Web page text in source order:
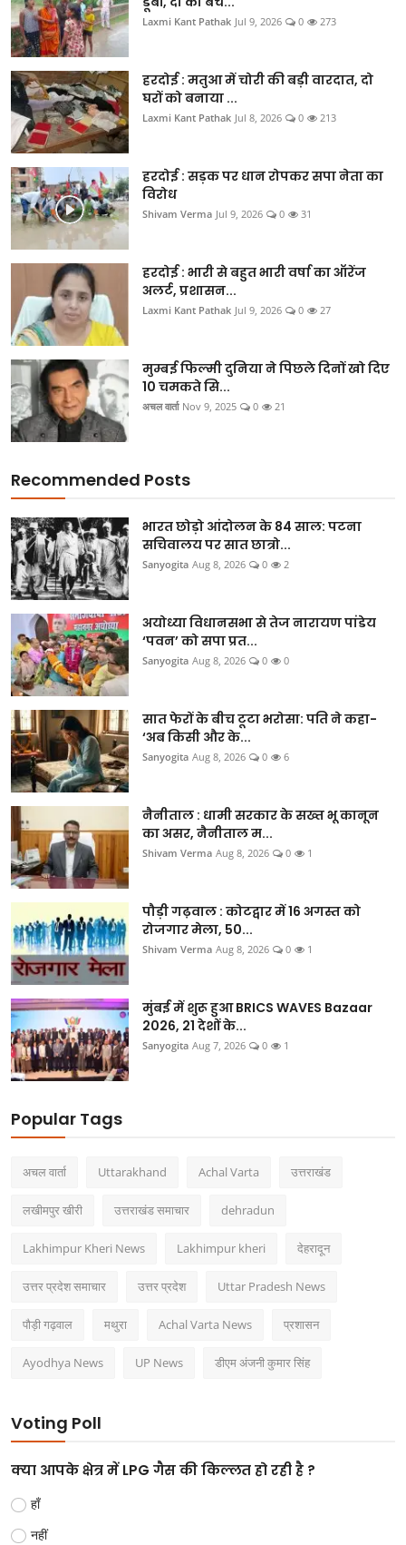
Laxmi Kant Pathak Jul 9, 2026 0 273
हरदोई : मतुआ में चोरी की बड़ी वारदात, दो
घरों को बनाया ...
Laxmi Kant Pathak Jul 8, 2026 0 213
हरदोई : सड़क पर धान रोपकर सपा नेता का
विरोध
Shivam Verma Jul 9, 2026 0 31
हरदोई : भारी से बहुत भारी वर्षा का ऑरेंज
अलर्ट, प्रशासन...
Laxmi Kant Pathak Jul 9, 2026 0 27
मुम्बई फिल्मी दुनिया ने पिछले दिनों खो दिए
10 चमकते सि...
अचल वार्ता Nov 9, 2025 0 21
Recommended Posts
भारत छोड़ो आंदोलन के 84 साल: पटना
सचिवालय पर सात छात्रो...
Sanyogita Aug 8, 2026 0 2
अयोध्या विधानसभा से तेज नारायण पांडेय
‘पवन’ को सपा प्रत...
Sanyogita Aug 8, 2026 0 0
सात फेरों के बीच टूटा भरोसा: पति ने कहा-
‘अब किसी और के...
Sanyogita Aug 8, 2026 0 6
नैनीताल : धामी सरकार के सख्त भू कानून
का असर, नैनीताल म...
Shivam Verma Aug 8, 2026 0 1
पौड़ी गढ़वाल : कोटद्वार में 16 अगस्त को
रोजगार मेला, 50...
Shivam Verma Aug 8, 2026 0 1
मुंबई में शुरू हुआ BRICS WAVES Bazaar
2026, 21 देशों के...
Sanyogita Aug 7, 2026 0 1
Popular Tags
अचल वार्ता Uttarakhand Achal Varta उत्तराखंड
लखीमपुर खीरी उत्तराखंड समाचार dehradun
Lakhimpur Kheri News Lakhimpur kheri देहरादून
उत्तर प्रदेश समाचार उत्तर प्रदेश Uttar Pradesh News
पौड़ी गढ़वाल मथुरा Achal Varta News प्रशासन
Ayodhya News UP News डीएम अंजनी कुमार सिंह
Voting Poll
क्या आपके क्षेत्र में LPG गैस की किल्लत हो रही है ?
हाँ
नहीं